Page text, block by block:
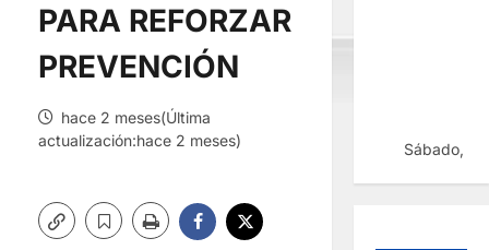
PARA REFORZAR
PREVENCIÓN
hace 2 meses(Última
actualización:hace 2 meses)
Sábado,